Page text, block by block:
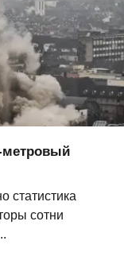
метровый
статистика
сотни